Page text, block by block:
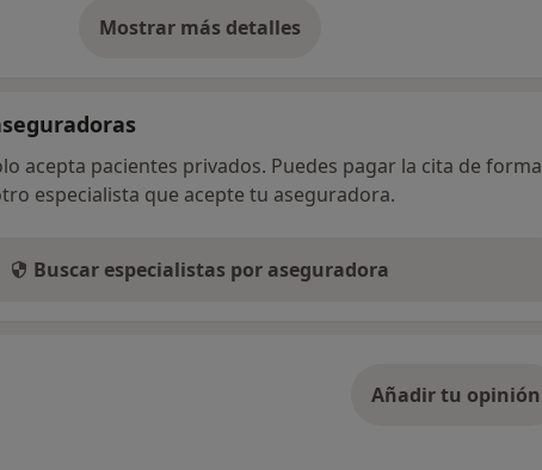
Mostrar más detalles
sobre la dirección
acepta pacientes privados. Puedes pagar la cita de forma
especialista que acepte tu aseguradora.
Buscar especialistas por aseguradora
Añadir tu opinión